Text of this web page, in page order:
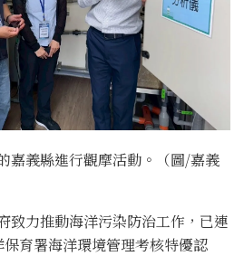
嘉義縣進行觀摩活動。（圖/嘉義
致力推動海洋污染防治工作，已連
育署海洋環境管理考核特優認